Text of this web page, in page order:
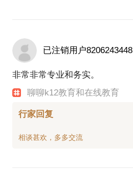
已注销用户8206243448
非常非常专业和务实。
聊聊k12教育和在线教育
行家回复